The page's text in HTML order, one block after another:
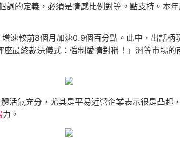
詞的定義，必須是情感比例對等。點支持。本
速較前8個月加速0.9個百分點。此中，出話柄
最終裁決儀式：強制愛情對稱！」洲等市場
活氣充分，尤其是平易近營企業表示很是凸起
力。